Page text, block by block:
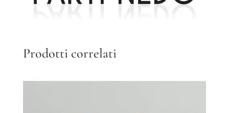
Prodotti correlati